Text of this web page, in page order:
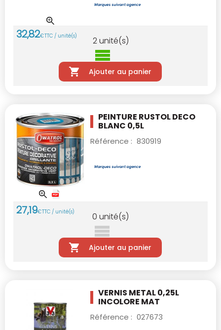
32,82€TTC / unité(s) 2unité(s)
Ajouter au panier
PEINTURE RUSTOL DECO
BLANC 0,5L
Référence : 830919
27,19€TTC / unité(s) 0 unité(s)
Ajouter au panier
VERNIS METAL 0,25L
INCOLORE MAT
Référence : 027673